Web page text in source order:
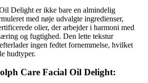
Delight er ikke bare en almindelig
med nøje udvalgte ingredienser,
olier, der arbejder i harmoni med
og fugtighed. Den lette tekstur
ingen fedtet fornemmelse, hvilket
hudtyper.
Care Facial Oil Delight: